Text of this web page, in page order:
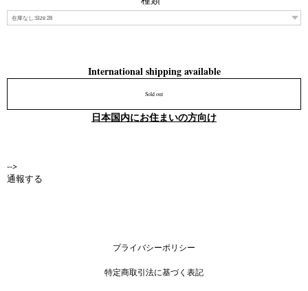
International shipping available
Sold out
日本国内にお住まいの方向け
-->
通報する
プライバシーポリシー
特定商取引法に基づく表記